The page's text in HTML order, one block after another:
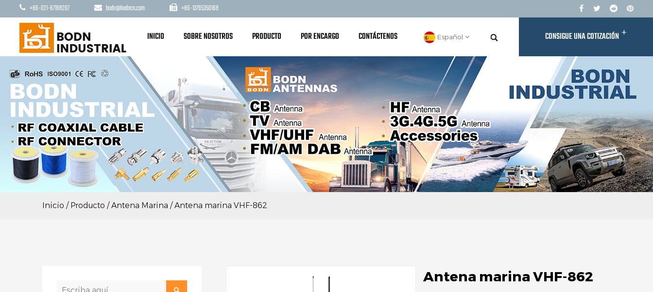
+86-021-67198207 bodn@bodncn.com +86-13795350168
INICIO SOBRE NOSOTROS PRODUCTO POR ENCARGO CONTÁCTENOS Español CONSIGUE UNA COTIZACIÓN +
Inicio / Producto /Antena Marina /Antena marina VHF-862
Antena marina VHF-862